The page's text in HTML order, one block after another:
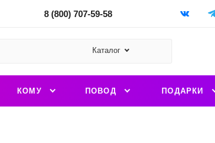
8 (800) 707-59-58
Каталог
КОМУ ПОВОД ПОДАРКИ